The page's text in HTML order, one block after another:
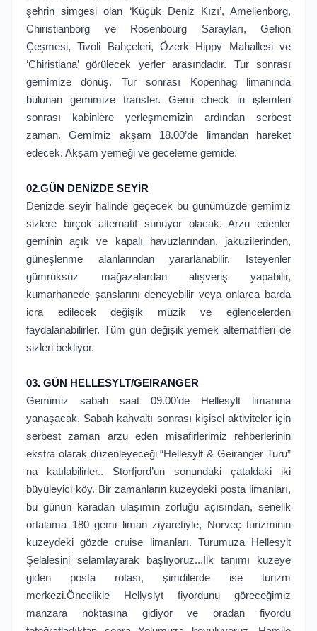
şehrin simgesi olan ‘Küçük Deniz Kızı’, Amelienborg,
Chiristianborg ve Rosenbourg Sarayları, Gefion
Çeşmesi, Tivoli Bahçeleri, Özerk Hippy Mahallesi ve
‘Chiristiana’ görülecek yerler arasındadır. Tur sonrası
gemimize dönüş. Tur sonrası Kopenhag limanında
bulunan gemimize transfer. Gemi check in işlemleri
sonrası kabinlere yerleşmemizin ardından serbest
zaman. Gemimiz akşam 18.00’de limandan hareket
edecek. Akşam yemeği ve geceleme gemide.
02.GÜN DENİZDE SEYİR
Denizde seyir halinde geçecek bu günümüzde gemimiz
sizlere birçok alternatif sunuyor olacak. Arzu edenler
geminin açık ve kapalı havuzlarından, jakuzilerinden,
güneşlenme alanlarından yararlanabilir. İsteyenler
gümrüksüz mağazalardan alışveriş yapabilir,
kumarhanede şanslarını deneyebilir veya onlarca barda
icra edilecek değişik müzik ve eğlencelerden
faydalanabilirler. Tüm gün değişik yemek alternatifleri de
sizleri bekliyor.
03. GÜN HELLESYLT/GEIRANGER
Gemimiz sabah saat 09.00’de Hellesylt limanına
yanaşacak. Sabah kahvaltı sonrası kişisel aktiviteler için
serbest zaman arzu eden misafirlerimiz rehberlerinin
ekstra olarak düzenleyeceği “Hellesylt & Geiranger Turu”
na katılabilirler.. Storfjord’un sonundaki çataldaki iki
büyüleyici köy. Bir zamanların kuzeydeki posta limanları,
bu günün karadan ulaşımın zorluğu açısından, senelik
ortalama 180 gemi liman ziyaretiyle, Norveç turizminin
kuzeydeki gözde cruise limanları. Turumuza Hellesylt
Şelalesini selamlayarak başlıyoruz...İlk tanımı kuzeye
giden posta rotası, şimdilerde ise turizm
merkezi.Öncelikle Hellyslyt fiyordunu göreceğimiz
manzara noktasına gidiyor ve oradan fiyordu